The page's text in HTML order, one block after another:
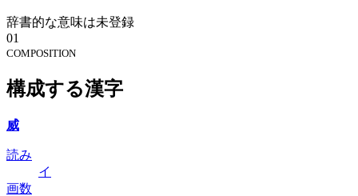
辞書的な意味は未登録
01
COMPOSITION
構成する漢字
威
読み
イ
画数